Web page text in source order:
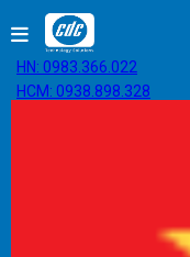
HN: 0983.366.022
HCM: 0938.898.328